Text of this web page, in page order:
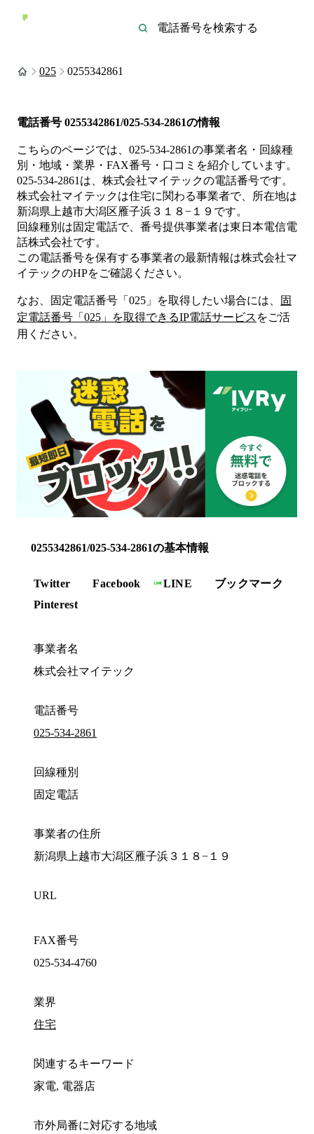
025 0255342861
電話番号 0255342861/025-534-2861の情報
こちらのページでは、 025-534-2861の事業者名・回線種
別・地域・業界・FAX番号・口コミを紹介しています。
025-534-2861 は、 株式会社マイテックの電話番号です。
株式会社マイテックは住宅に関わる事業者で、所在地は
新潟県上越市大潟区雁子浜３１８−１９ です。
回線種別は固定電話で、番号提供事業者は東日本電信電
話株式会社です。
この電話番号を保有する事業者の最新情報は株式会社マ
イテックのHPをご確認ください。
なお、固定電話番号「 025 」を取得したい場合には、
固
定電話番号「 025 」を取得できるIP電話サービス をご活
用ください。
0255342861/025-534-2861の基本情報
Twitter Facebook LINE
ブックマーク
Pinterest
事業者名
株式会社マイテック
電話番号
025-534-2861
回線種別
固定電話
事業者の住所
新潟県上越市大潟区雁子浜３１８−１９
URL
FAX番号
025-534-4760
業界
住宅
関連するキーワード
家電, 電器店
市外局番に対応する地域